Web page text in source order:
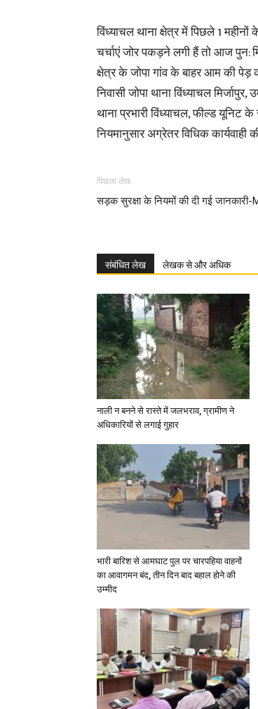
विंध्याचल थाना क्षेत्र में पिछले 1
चर्चाएं जोर पकड़ने लगी हैं तो आज पुन:
क्षेत्र के जोपा गांव के बाहर आम की
निवासी जोपा थाना विंध्याचल
थाना प्रभारी विंध्याचल, फील्ड
नियमानुसार अग्रेतर विधिक कार्यवाही
पिछला लेख
सड़क सुरक्षा के नियमों की दी गई
संबंधित लेख लेखक से और अधिक
नाली न बनने से रास्ते में जलभराव, ग्रामीण ने
अधिकारियों से लगाई गुहार
भारी बारिश से आमघाट पुल पर चारपहिया वाहनों
का आवागमन बंद, तीन दिन बाद बहाल होने की
उम्मीद